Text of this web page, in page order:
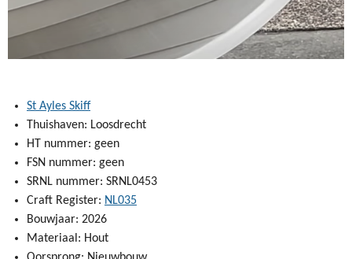
St Ayles Skiff
Thuishaven: Loosdrecht
HT nummer: geen
FSN nummer: geen
SRNL nummer: SRNL0453
Craft Register: NL035
Bouwjaar: 2026
Materiaal: Hout